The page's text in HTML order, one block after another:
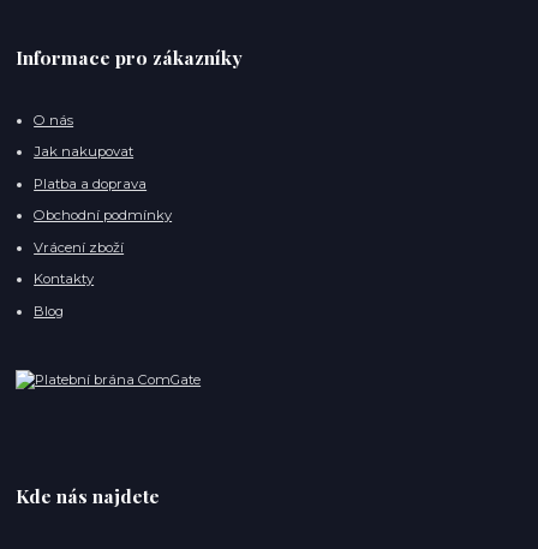
Informace pro zákazníky
O nás
Jak nakupovat
Platba a doprava
Obchodní podmínky
Vrácení zboží
Kontakty
Blog
Kde nás najdete